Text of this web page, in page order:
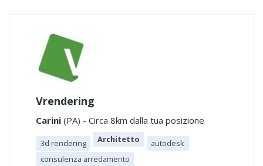
Vrendering
Carini (PA) - Circa 8km dalla tua posizione
3d rendering Architetto
autodesk
consulenza arredamento